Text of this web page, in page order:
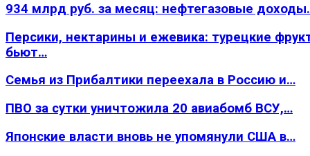
934 млрд руб. за месяц: нефтегазовые
Персики, нектарины и ежевика: турецкие
бьют…
Семья из Прибалтики переехала в Россию и…
ПВО за сутки уничтожила 20 авиабомб ВСУ,…
Японские власти вновь не упомянули США в…